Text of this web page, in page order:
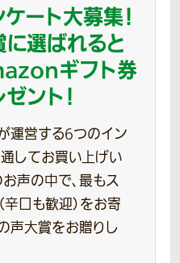
ート大募集！
に選ばれると
ギフト券
ント！
運営する6つのイン
してお買い上げい
声の中で、最もス
辛口も歓迎）をお寄
声大賞をお贈りし